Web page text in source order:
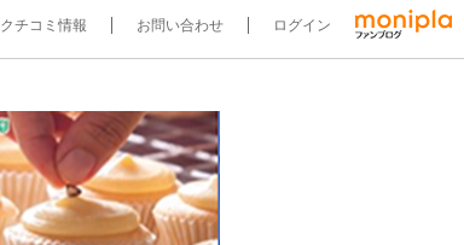
クチコミ情報 お問い合わせ ログイン